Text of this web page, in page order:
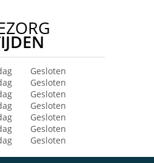
Gesloten
Gesloten
Gesloten
Gesloten
Gesloten
Gesloten
Gesloten